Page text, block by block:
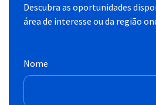
Descubra as oportunidades
área de interesse ou da região
Nome